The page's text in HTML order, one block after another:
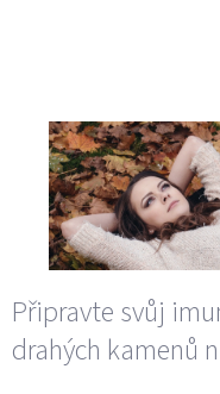
Připravte svůj
drahých kamenů